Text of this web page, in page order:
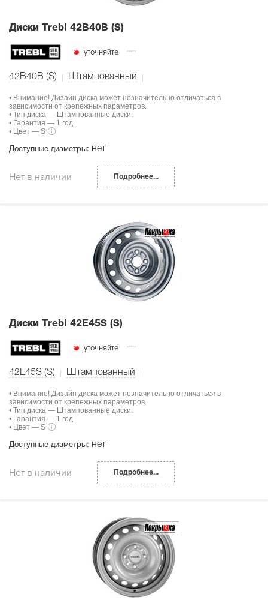
Диски Тrebl 42B40B (S)
уточняйте
42B40B (S) Штампованный
• Внимание! Дизайн диска может незначительно отличаться в
зависимости от крепежных параметров.
• Тип диска — Штампованные диски.
• Гарантия — 1 год.
• Цвет — S
Доступные диаметры: нет
Нет в наличии Подробнее...
Диски Тrebl 42E45S (S)
уточняйте
42E45S (S) Штампованный
• Внимание! Дизайн диска может незначительно отличаться в
зависимости от крепежных параметров.
• Тип диска — Штампованные диски.
• Гарантия — 1 год.
• Цвет — S
Доступные диаметры: нет
Нет в наличии Подробнее...